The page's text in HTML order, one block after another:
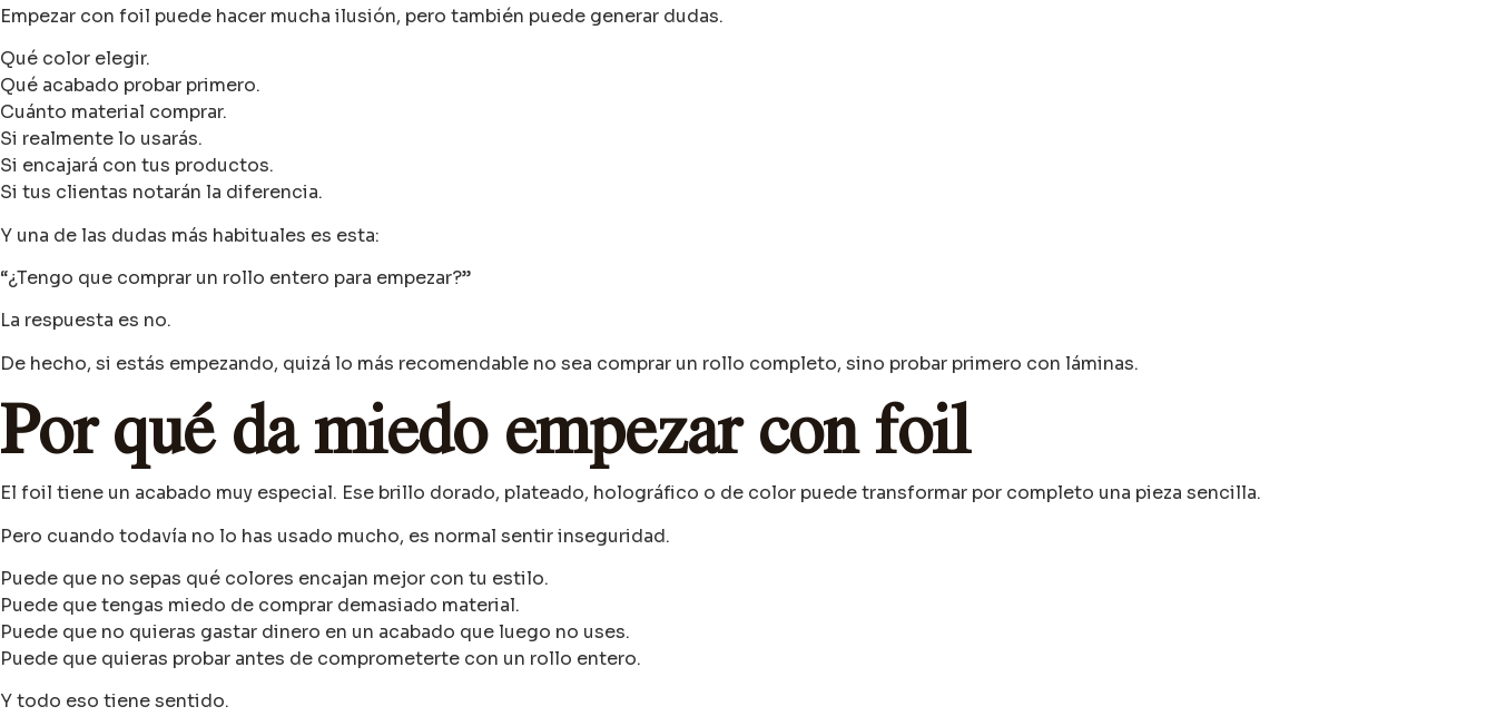
Empezar con foil puede hacer mucha ilusión, pero también puede generar dudas.
Qué color elegir.
Qué acabado probar primero.
Cuánto material comprar.
Si realmente lo usarás.
Si encajará con tus productos.
Si tus clientas notarán la diferencia.
Y una de las dudas más habituales es esta:
“¿Tengo que comprar un rollo entero para empezar?”
La respuesta es no.
De hecho, si estás empezando, quizá lo más recomendable no sea comprar un rollo completo, sino probar primero con láminas.
Por qué da miedo empezar con foil
El foil tiene un acabado muy especial. Ese brillo dorado, plateado, holográfico o de color puede transformar por completo una pieza sencilla.
Pero cuando todavía no lo has usado mucho, es normal sentir inseguridad.
Puede que no sepas qué colores encajan mejor con tu estilo.
Puede que tengas miedo de comprar demasiado material.
Puede que no quieras gastar dinero en un acabado que luego no uses.
Puede que quieras probar antes de comprometerte con un rollo entero.
Y todo eso tiene sentido.